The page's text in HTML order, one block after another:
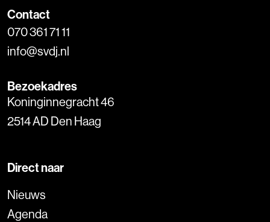
Contact
070 361 71 11
info@svdj.nl
Bezoekadres
Koninginnegracht 46
2514 AD Den Haag
Direct naar
Nieuws
Agenda